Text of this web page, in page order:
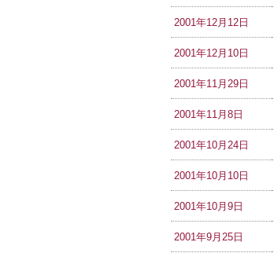
2001年12月12日
2001年12月10日
2001年11月29日
2001年11月8日
2001年10月24日
2001年10月10日
2001年10月9日
2001年9月25日